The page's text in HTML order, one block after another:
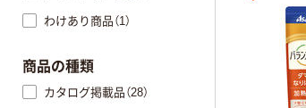
わけあり商品（1）
商品の種類
カタログ掲載品（28）